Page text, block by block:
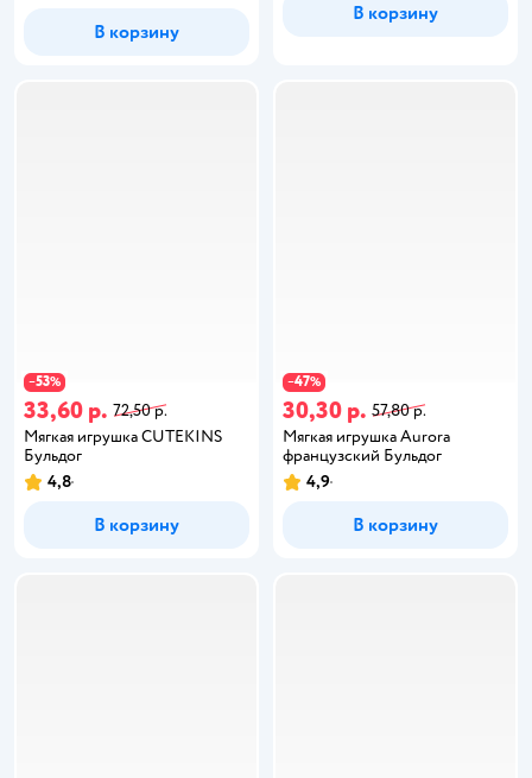
В корзину
В корзину
−53%
33,60 р. 72,50 р.
Мягкая игрушка CUTEKINS
Бульдог
4,8
В корзину
−47%
30,30 р. 57,80 р.
Мягкая игрушка Aurora
французский Бульдог
4,9
В корзину